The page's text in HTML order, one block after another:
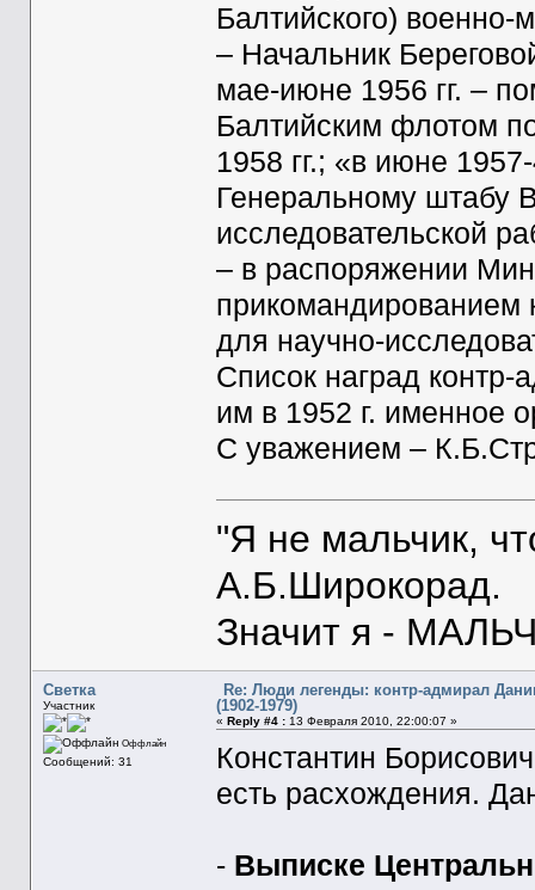
Балтийского) военно-
– Начальник
мае-июне 1956 гг. –
Балтийским флотом
1958 гг.; «в июне
Генеральному
исследовательской
– в распоряжении
для научно-
Список наград
им в 1952 г. именное
С уважением –
"Я не мальчик,
А.Б.Широкорад.
Значит я -
Светка
Участник
Оффлайн
Сообщений: 31
Re: Люди легенды: контр-адмирал
(1902-1979)
« Reply #4 :13 Февраля 2010, 22:00:07 »
Константин
есть расхождения.
- Выписке